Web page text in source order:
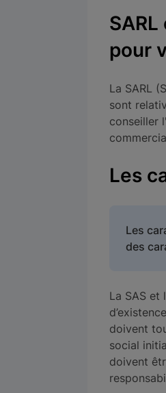
pour
La SARL
sont
conseiller
Les
Les
des
La SAS et
doivent
social
doivent